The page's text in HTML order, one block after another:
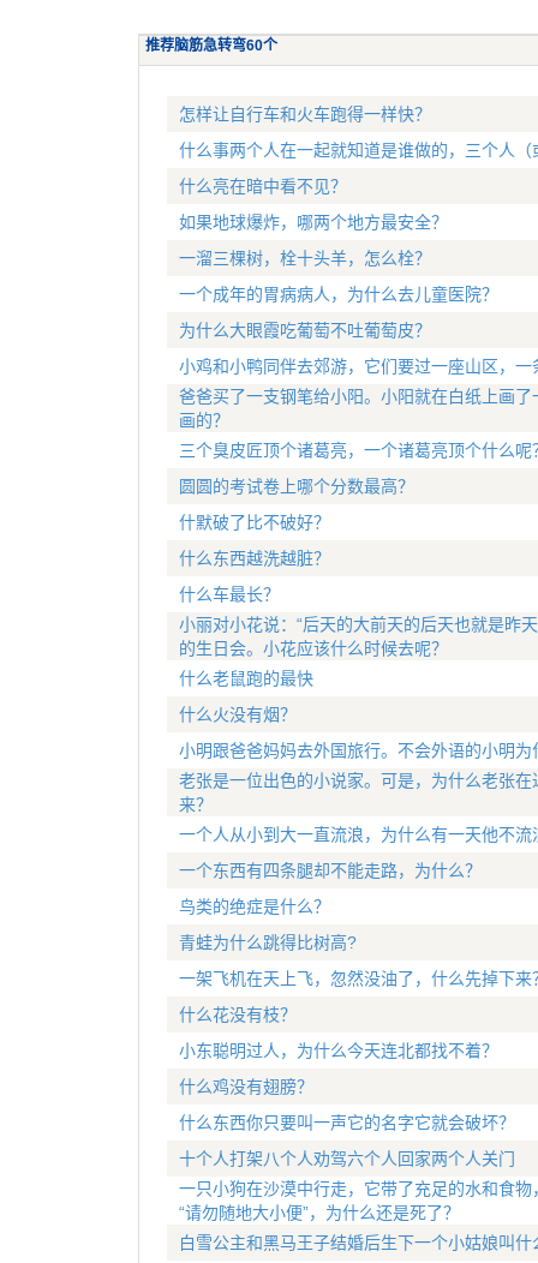
推荐脑筋急转弯60个
怎样让自行车和火车跑得一样快？
什么事两个人在一起就知道是谁做的，三个人
什么亮在暗中看不见？
如果地球爆炸，哪两个地方最安全？
一溜三棵树，栓十头羊，怎么栓？
一个成年的胃病病人，为什么去儿童医院？
为什么大眼霞吃葡萄不吐葡萄皮？
小鸡和小鸭同伴去郊游，它们要过一座山区，
爸爸买了一支钢笔给小阳。小阳就在白纸上画
画的？
三个臭皮匠顶个诸葛亮，一个诸葛亮顶个什么呢
圆圆的考试卷上哪个分数最高？
什默破了比不破好？
什么东西越洗越脏？
什么车最长？
小丽对小花说：“后天的大前天的后天也就是昨
的生日会。小花应该什么时候去呢？
什么老鼠跑的最快
什么火没有烟？
小明跟爸爸妈妈去外国旅行。不会外语的小明
老张是一位出色的小说家。可是，为什么老张
来？
一个人从小到大一直流浪，为什么有一天他不流
一个东西有四条腿却不能走路，为什么？
鸟类的绝症是什么？
青蛙为什么跳得比树高?
一架飞机在天上飞，忽然没油了，什么先掉下来
什么花没有枝？
小东聪明过人，为什么今天连北都找不着？
什么鸡没有翅膀？
什么东西你只要叫一声它的名字它就会破坏？
十个人打架八个人劝驾六个人回家两个人关门
一只小狗在沙漠中行走，它带了充足的水和食
“请勿随地大小便”，为什么还是死了？
白雪公主和黑马王子结婚后生下一个小姑娘叫什